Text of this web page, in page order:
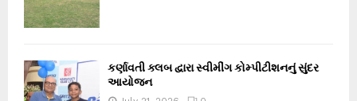
કર્ણાવતી ક્લબ દ્વારા સ્વીમીંગ કોમ્પીટીશનનું સુંદર
આયોજન